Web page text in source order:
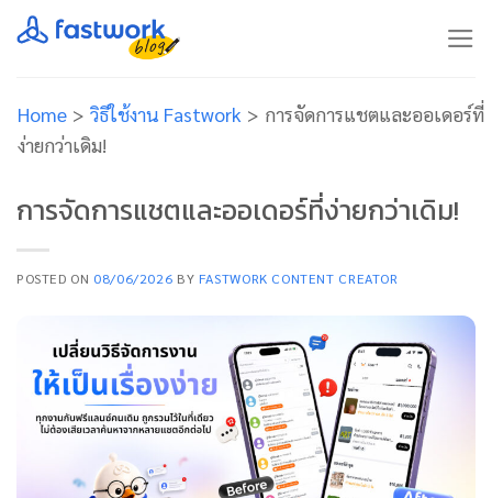
Skip
to
Home > วิธีใช้งาน Fastwork > การจัดการแชตและออเดอร์ที่
ง่ายกว่าเดิม!
การจัดการแชตและออเดอร์ที่ง่ายกว่าเดิม!
POSTED ON 08/06/2026 BY FASTWORK CONTENT CREATOR